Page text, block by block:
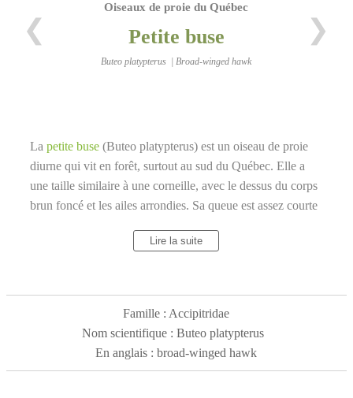
❮
Oiseaux de proie du Québec
Petite buse
Buteo platypterus | Broad-winged hawk
❯
La petite buse (Buteo platypterus) est un oiseau de proie
diurne qui vit en forêt, surtout au sud du Québec. Elle a
une taille similaire à une corneille, avec le dessus du corps
brun foncé et les ailes arrondies. Sa queue est assez courte
la queue. Le dessous des ailes est blanc avec le contour
arbres, où elle pond de deux à quatre oeufs par an.
Lire la suite
Famille : Accipitridae
Nom scientifique : Buteo platypterus
En anglais : broad-winged hawk